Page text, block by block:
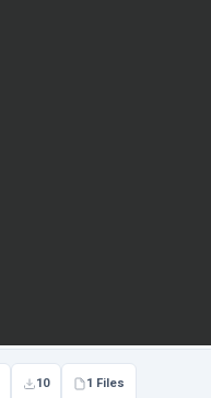
10 1 Files